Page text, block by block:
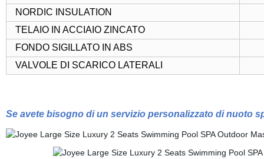
NORDIC INSULATION
TELAIO IN ACCIAIO ZINCATO
FONDO SIGILLATO IN ABS
VALVOLE DI SCARICO LATERALI
Se avete bisogno di un servizio personalizzato di nuoto